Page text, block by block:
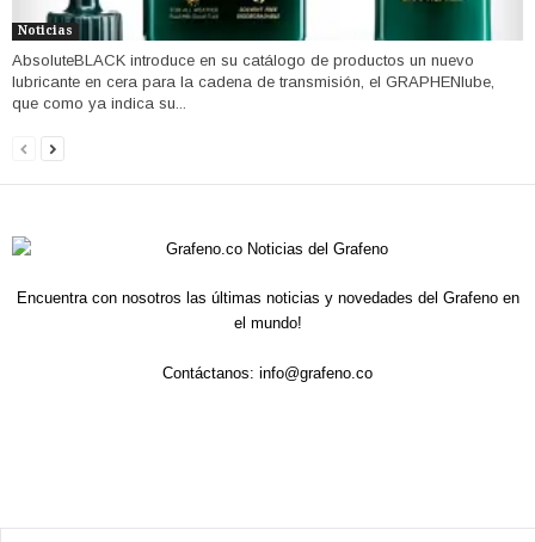
Noticias
AbsoluteBLACK introduce en su catálogo de productos un nuevo
lubricante en cera para la cadena de transmisión, el GRAPHENlube,
que como ya indica su...
Encuentra con nosotros las últimas noticias y novedades del Grafeno en
el mundo!
Contáctanos: info@grafeno.co